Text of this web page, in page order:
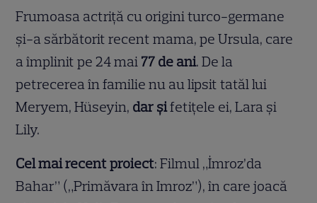
Frumoasa actriță cu origini turco-germane
și-a sărbătorit recent mama, pe Ursula, care
a împlinit pe 24 mai 77 de ani. De la
petrecerea în familie nu au lipsit tatăl lui
Meryem, Hüseyin, dar șifetițele ei, Lara și
Lily.
Cel mai recent proiect: Filmul „İmroz’da
Bahar” („Primăvara în Imroz”), în care joacă